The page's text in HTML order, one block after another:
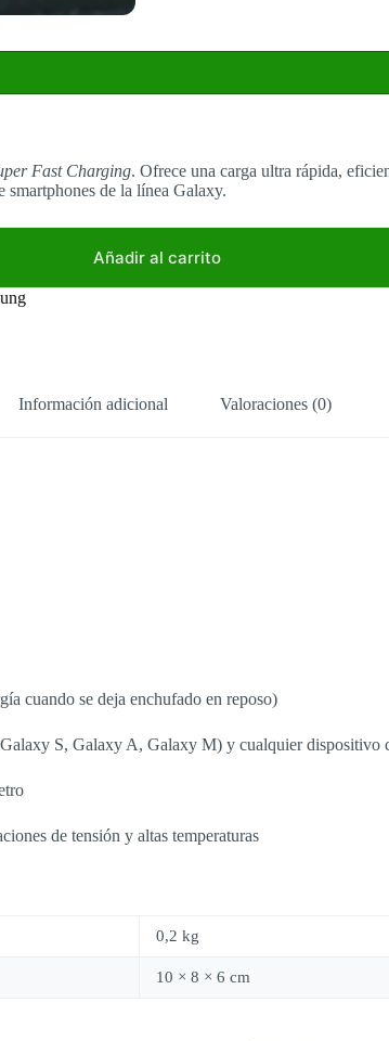
Fast Charging. Ofrece una carga ultra rápida,
de la línea Galaxy.
Añadir al carrito
Información adicional Valoraciones (0)
cuando se deja enchufado en reposo)
S, Galaxy A, Galaxy M) y cualquier dispositivo
de tensión y altas temperaturas
0,2 kg
10 × 8 × 6 cm